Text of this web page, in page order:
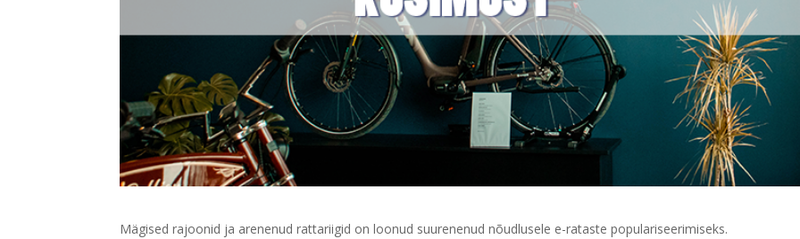
Mägised rajoonid ja arenenud rattariigid on loonud suurenenud nõudlusele e-rataste populariseerimiseks.